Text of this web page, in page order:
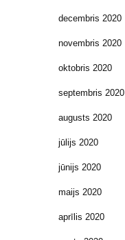
decembris 2020
novembris 2020
oktobris 2020
septembris 2020
augusts 2020
jūlijs 2020
jūnijs 2020
maijs 2020
aprīlis 2020